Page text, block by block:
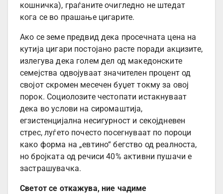
кошничка), граѓаните очигледно не штедат
кога се во прашање цигарите.
Ако се земе предвид дека просечната цена на
кутија цигари постојано расте поради акцизите,
излегува дека голем дел од македонските
семејства одвојуваат значителен процент од
својот скромен месечен буџет токму за овој
порок. Социолозите честопати истакнуваат
дека во услови на сиромаштија,
егзистенцијална несигурност и секојдневен
стрес, луѓето почесто посегнуваат по пороци
како форма на „евтино“ бегство од реалноста,
но бројката од речиси 40% активни пушачи е
застрашувачка.
Светот се откажува, ние чадиме